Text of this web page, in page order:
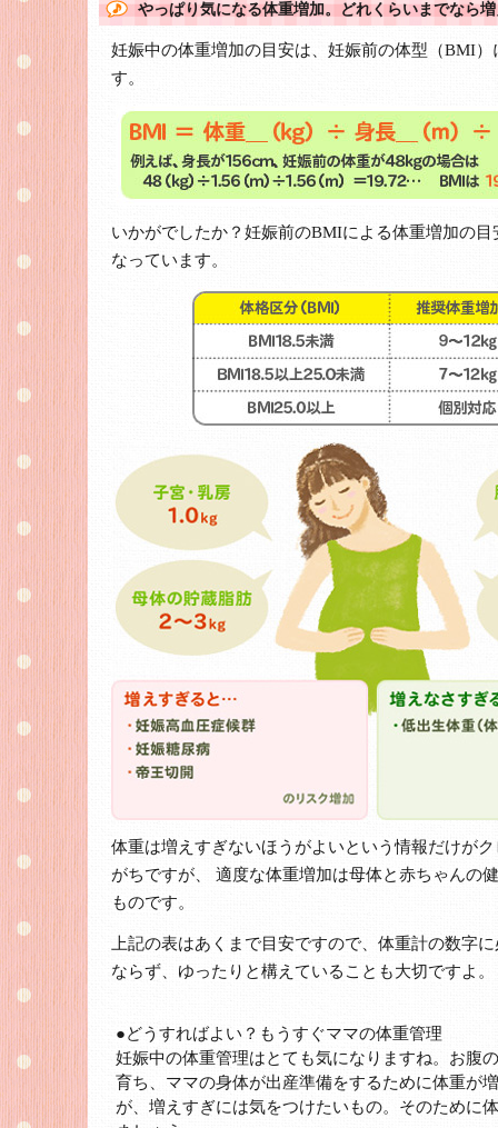
やっぱり気になる体重増加。どれくらいまでなら
妊娠中の体重増加の目安は、妊娠前の体型（BMI）
す。
いかがでしたか？妊娠前のBMIによる体重増加の
なっています。
体重は増えすぎないほうがよいという情報だけが
がちですが、 適度な体重増加は母体と赤ちゃんの
ものです。
上記の表はあくまで目安ですので、体重計の数字
ならず、ゆったりと構えていることも大切ですよ。
●どうすればよい？もうすぐママの体重管理
妊娠中の体重管理はとても気になりますね。お腹
育ち、ママの身体が出産準備をするために体重が
が、増えすぎには気をつけたいもの。そのために